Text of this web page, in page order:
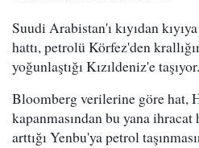
Suudi Arabistan'ı kıyıdan
hattı, petrolü Körfez'den
yoğunlaştığı Kızıldeniz'e taşıyor.
Bloomberg verilerine göre hat,
kapanmasından bu yana
arttığı Yenbu'ya petrol